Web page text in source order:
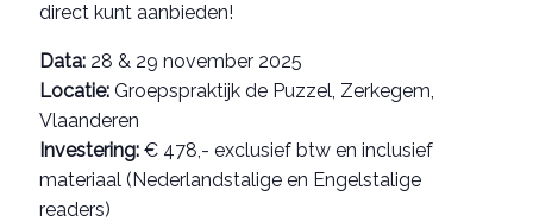
direct kunt aanbieden!
Data: 28 & 29 november 2025
Locatie: Groepspraktijk de Puzzel, Zerkegem,
Vlaanderen
Investering: € 478,- exclusief btw en inclusief
materiaal (Nederlandstalige en Engelstalige
readers)